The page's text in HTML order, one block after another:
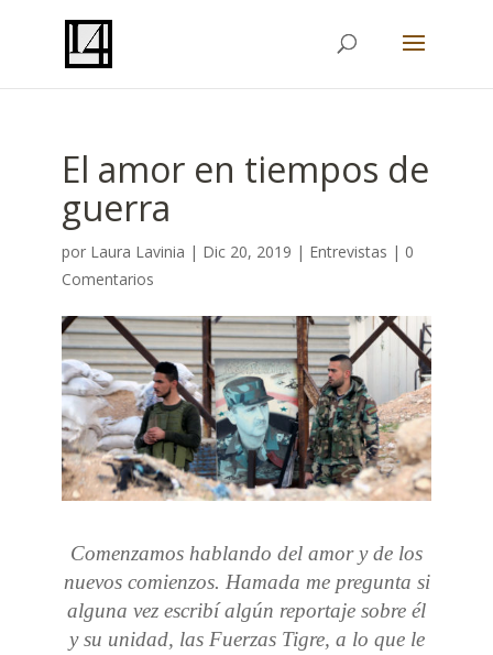
El amor en tiempos de
guerra
por Laura Lavinia | Dic 20, 2019 | Entrevistas | 0
Comentarios
Comenzamos hablando del amor y de los
nuevos comienzos. Hamada me pregunta si
alguna vez escribí algún reportaje sobre él
y su unidad, las Fuerzas Tigre, a lo que le